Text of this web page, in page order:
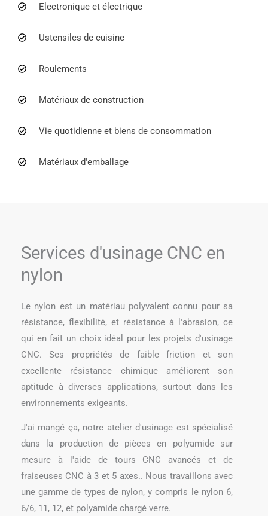
Electronique et électrique
Ustensiles de cuisine
Roulements
Matériaux de construction
Vie quotidienne et biens de consommation
Matériaux d'emballage
Services d'usinage CNC en
nylon
Le nylon est un matériau polyvalent connu pour sa
résistance, flexibilité, et résistance à l'abrasion, ce
qui en fait un choix idéal pour les projets d'usinage
CNC. Ses propriétés de faible friction et son
excellente résistance chimique améliorent son
aptitude à diverses applications, surtout dans les
environnements exigeants.
J'ai mangé ça, notre atelier d'usinage est spécialisé
dans la production de pièces en polyamide sur
mesure à l'aide de tours CNC avancés et de
fraiseuses CNC à 3 et 5 axes.. Nous travaillons avec
une gamme de types de nylon, y compris le nylon 6,
6/6, 11, 12, et polyamide chargé verre.